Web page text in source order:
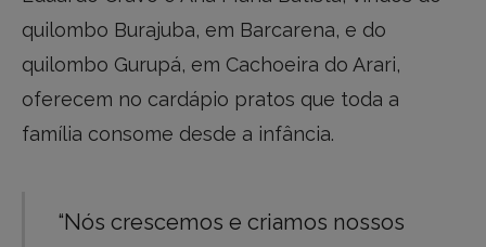
quilombo Burajuba, em Barcarena, e do
quilombo Gurupá, em Cachoeira do Arari,
oferecem no cardápio pratos que toda a
família consome desde a infância.
“Nós crescemos e criamos nossos